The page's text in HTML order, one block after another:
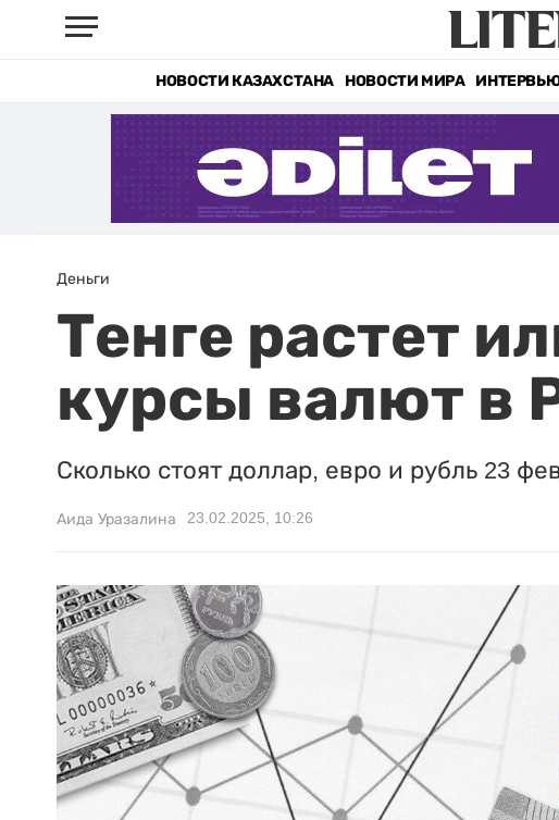
НОВОСТИ КАЗАХСТАНА НОВОСТИ МИРА
Деньги
Тенге растет
курсы валют в
Сколько стоят доллар, евро и рубль 23
Аида Уразалина 23.02.2025, 10:26